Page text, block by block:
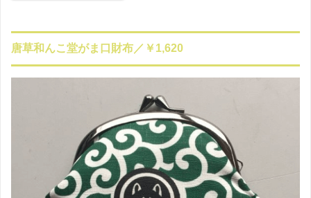
唐草和んこ堂がま口財布／￥1,620